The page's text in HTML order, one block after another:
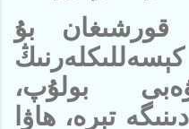
قورشىغان بۇ
بولۇپ،
تېرە، ھاۋا